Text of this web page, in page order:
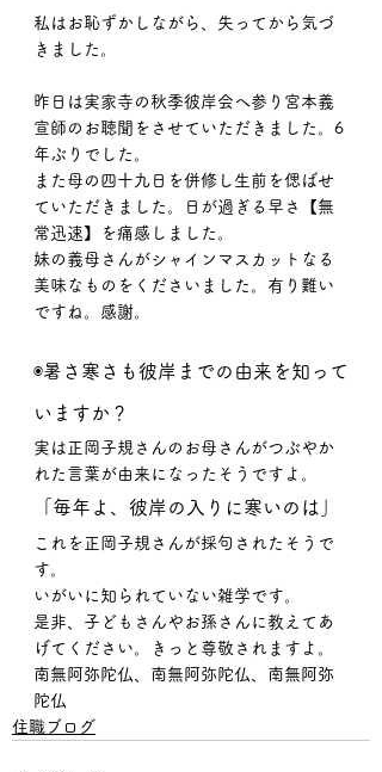
私はお恥ずかしながら、失ってから気づ
きました。
昨日は実家寺の秋季彼岸会へ参り宮本義
宣師のお聴聞をさせていただきました。6
年ぶりでした。
また母の四十九日を併修し生前を偲ばせ
ていただきました。日が過ぎる早さ【無
常迅速】を痛感しました。
妹の義母さんがシャインマスカットなる
美味なものをくださいました。有り難い
ですね。感謝。
◉暑さ寒さも彼岸までの由来を知って
いますか？
実は正岡子規さんのお母さんがつぶやか
れた言葉が由来になったそうですよ。
「毎年よ、彼岸の入りに寒いのは」
これを正岡子規さんが採句されたそうで
す。
いがいに知られていない雑学です。
是非、子どもさんやお孫さんに教えてあ
げてください。きっと尊敬されますよ。
南無阿弥陀仏、南無阿弥陀仏、南無阿弥
陀仏
住職ブログ